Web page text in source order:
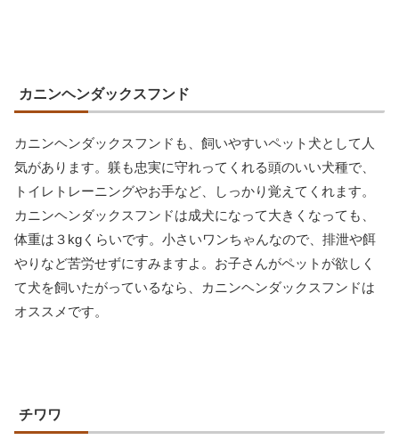
カニンヘンダックスフンド
カニンヘンダックスフンドも、飼いやすいペット犬として人
気があります。躾も忠実に守れってくれる頭のいい犬種で、
トイレトレーニングやお手など、しっかり覚えてくれます。
カニンヘンダックスフンドは成犬になって大きくなっても、
体重は３kgくらいです。小さいワンちゃんなので、排泄や餌
やりなど苦労せずにすみますよ。お子さんがペットが欲しく
て犬を飼いたがっているなら、カニンヘンダックスフンドは
オススメです。
チワワ